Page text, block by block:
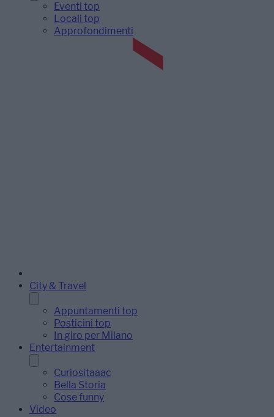
Eventi top
Locali top
Approfondimenti
City & Travel
Appuntamenti top
Posticini top
In giro per Milano
Entertainment
Curiositaaac
Bella Storia
Cose funny
Video